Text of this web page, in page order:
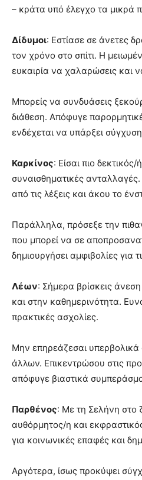
– κράτα υπό έλεγχο τα μικρά
Δίδυμοι: Εστίασε σε άνετες
τον χρόνο στο σπίτι. Η
ευκαιρία να χαλαρώσεις και
Μπορείς να συνδυάσεις
διάθεση. Απόφυγε
ενδέχεται να υπάρξει
Καρκίνος: Είσαι πιο δεκτικός/
συναισθηματικές
από τις λέξεις και άκου το
Παράλληλα, πρόσεξε την
που μπορεί να σε
δημιουργήσει αμφιβολίες για
Λέων: Σήμερα βρίσκεις
και στην καθημερινότητα.
πρακτικές ασχολίες.
Μην επηρεάζεσαι υπερβολικά
άλλων. Επικεντρώσου στις
απόφυγε βιαστικά
Παρθένος: Με τη Σελήνη στο
αυθόρμητος/η και
για κοινωνικές επαφές και
Αργότερα, ίσως προκύψει